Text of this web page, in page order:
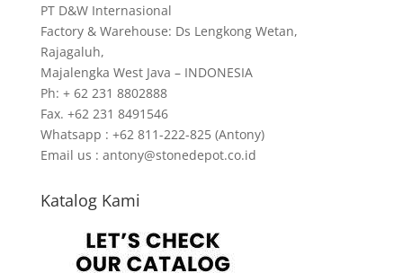
PT D&W Internasional
Factory & Warehouse: Ds Lengkong Wetan,
Rajagaluh,
Majalengka West Java – INDONESIA
Ph: + 62 231 8802888
Fax. +62 231 8491546
Whatsapp : +62 811-222-825 (Antony)
Email us : antony@stonedepot.co.id
Katalog Kami